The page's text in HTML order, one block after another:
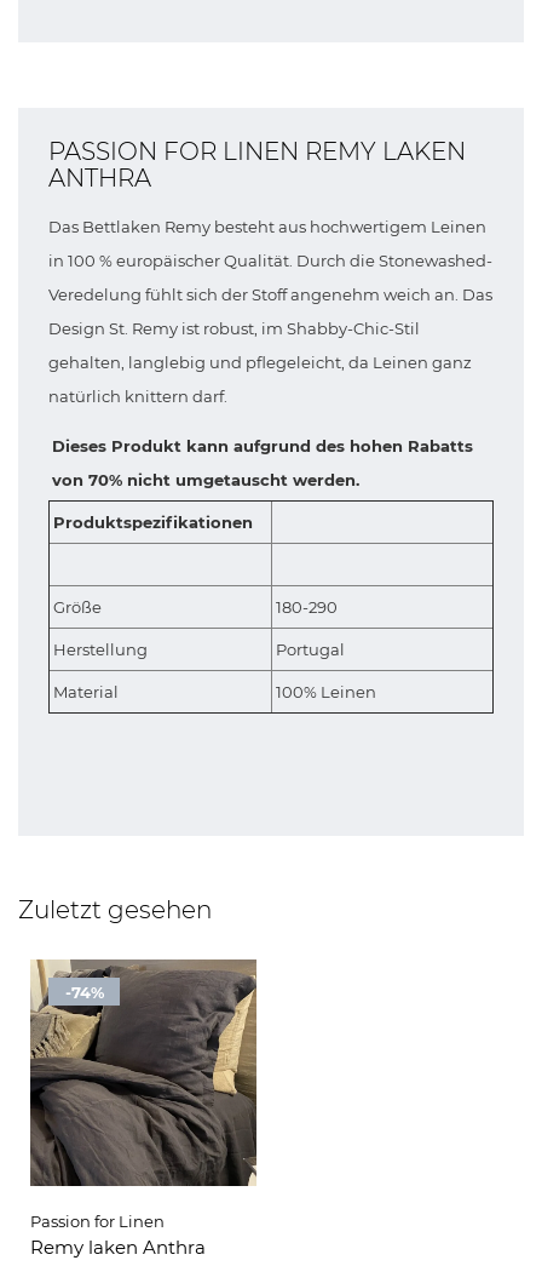
PASSION FOR LINEN REMY LAKEN
ANTHRA
Das Bettlaken Remy besteht aus hochwertigem Leinen
in 100 % europäischer Qualität. Durch die Stonewashed-
Veredelung fühlt sich der Stoff angenehm weich an. Das
Design St. Remy ist robust, im Shabby-Chic-Stil
gehalten, langlebig und pflegeleicht, da Leinen ganz
natürlich knittern darf.
Dieses Produkt kann aufgrund des hohen Rabatts
von 70% nicht umgetauscht werden.
Produktspezifikationen
Größe 180-290
Herstellung Portugal
Material 100% Leinen
Zuletzt gesehen
-74%
Passion for Linen
Remy laken Anthra